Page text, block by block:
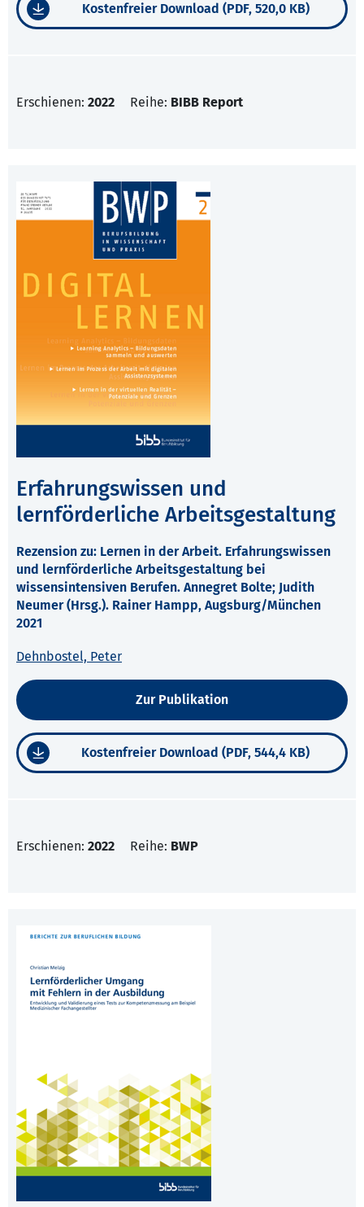
Kostenfreier Download (PDF, 520,0 KB)
Erschienen: 2022 Reihe: BIBB Report
Erfahrungswissen und
lernförderliche Arbeitsgestaltung
Rezension zu: Lernen in der Arbeit. Erfahrungswissen
und lernförderliche Arbeitsgestaltung bei
wissensintensiven Berufen. Annegret Bolte; Judith
Neumer (Hrsg.). Rainer Hampp, Augsburg/München
2021
Dehnbostel, Peter
Zur Publikation
Kostenfreier Download (PDF, 544,4 KB)
Erschienen: 2022 Reihe: BWP